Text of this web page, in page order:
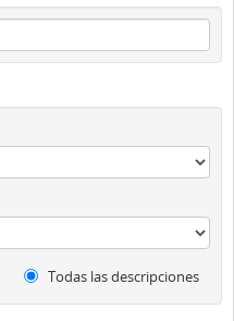
Todas las descripciones